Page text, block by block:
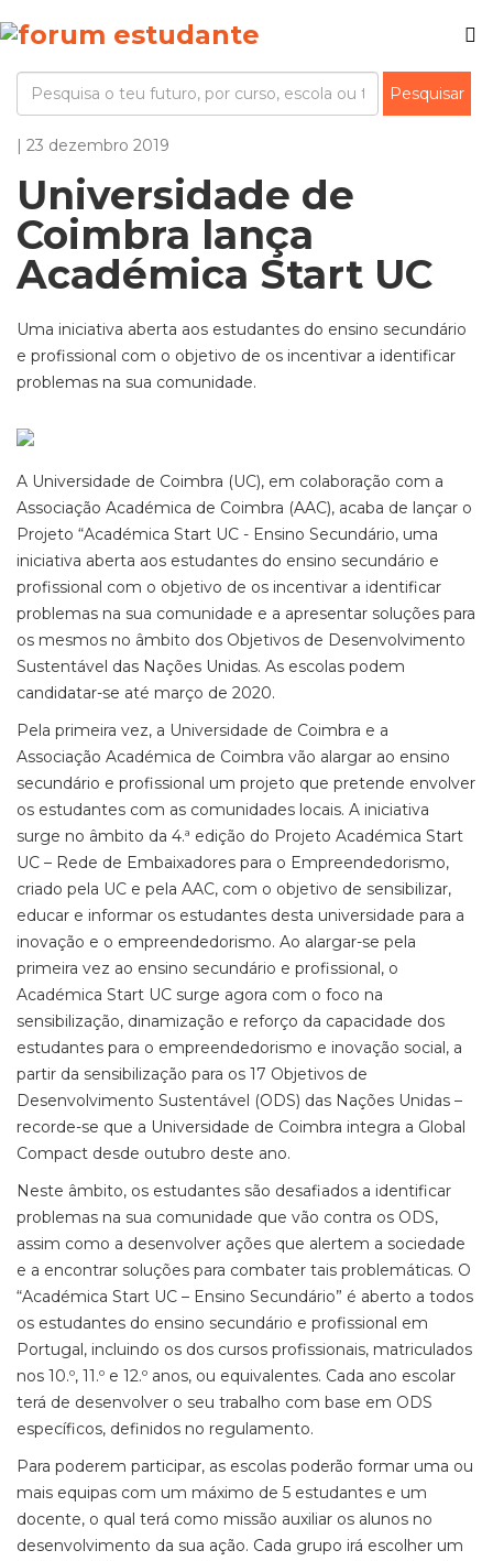
| 23 dezembro 2019
Universidade de
Coimbra lança
Académica Start UC
Uma iniciativa aberta aos estudantes do ensino secundário
e profissional com o objetivo de os incentivar a identificar
problemas na sua comunidade.
A Universidade de Coimbra (UC), em colaboração com a
Associação Académica de Coimbra (AAC), acaba de lançar o
Projeto “Académica Start UC - Ensino Secundário, uma
iniciativa aberta aos estudantes do ensino secundário e
profissional com o objetivo de os incentivar a identificar
problemas na sua comunidade e a apresentar soluções para
os mesmos no âmbito dos Objetivos de Desenvolvimento
Sustentável das Nações Unidas. As escolas podem
candidatar-se até março de 2020.
Pela primeira vez, a Universidade de Coimbra e a
Associação Académica de Coimbra vão alargar ao ensino
secundário e profissional um projeto que pretende envolver
os estudantes com as comunidades locais. A iniciativa
surge no âmbito da 4.ª edição do Projeto Académica Start
UC – Rede de Embaixadores para o Empreendedorismo,
criado pela UC e pela AAC, com o objetivo de sensibilizar,
educar e informar os estudantes desta universidade para a
inovação e o empreendedorismo. Ao alargar-se pela
primeira vez ao ensino secundário e profissional, o
Académica Start UC surge agora com o foco na
sensibilização, dinamização e reforço da capacidade dos
estudantes para o empreendedorismo e inovação social, a
partir da sensibilização para os 17 Objetivos de
Desenvolvimento Sustentável (ODS) das Nações Unidas –
recorde-se que a Universidade de Coimbra integra a Global
Compact desde outubro deste ano.
Neste âmbito, os estudantes são desafiados a identificar
problemas na sua comunidade que vão contra os ODS,
assim como a desenvolver ações que alertem a sociedade
e a encontrar soluções para combater tais problemáticas. O
“Académica Start UC – Ensino Secundário” é aberto a todos
os estudantes do ensino secundário e profissional em
Portugal, incluindo os dos cursos profissionais, matriculados
nos 10.º, 11.º e 12.º anos, ou equivalentes. Cada ano escolar
terá de desenvolver o seu trabalho com base em ODS
específicos, definidos no regulamento.
Para poderem participar, as escolas poderão formar uma ou
mais equipas com um máximo de 5 estudantes e um
docente, o qual terá como missão auxiliar os alunos no
desenvolvimento da sua ação. Cada grupo irá escolher um